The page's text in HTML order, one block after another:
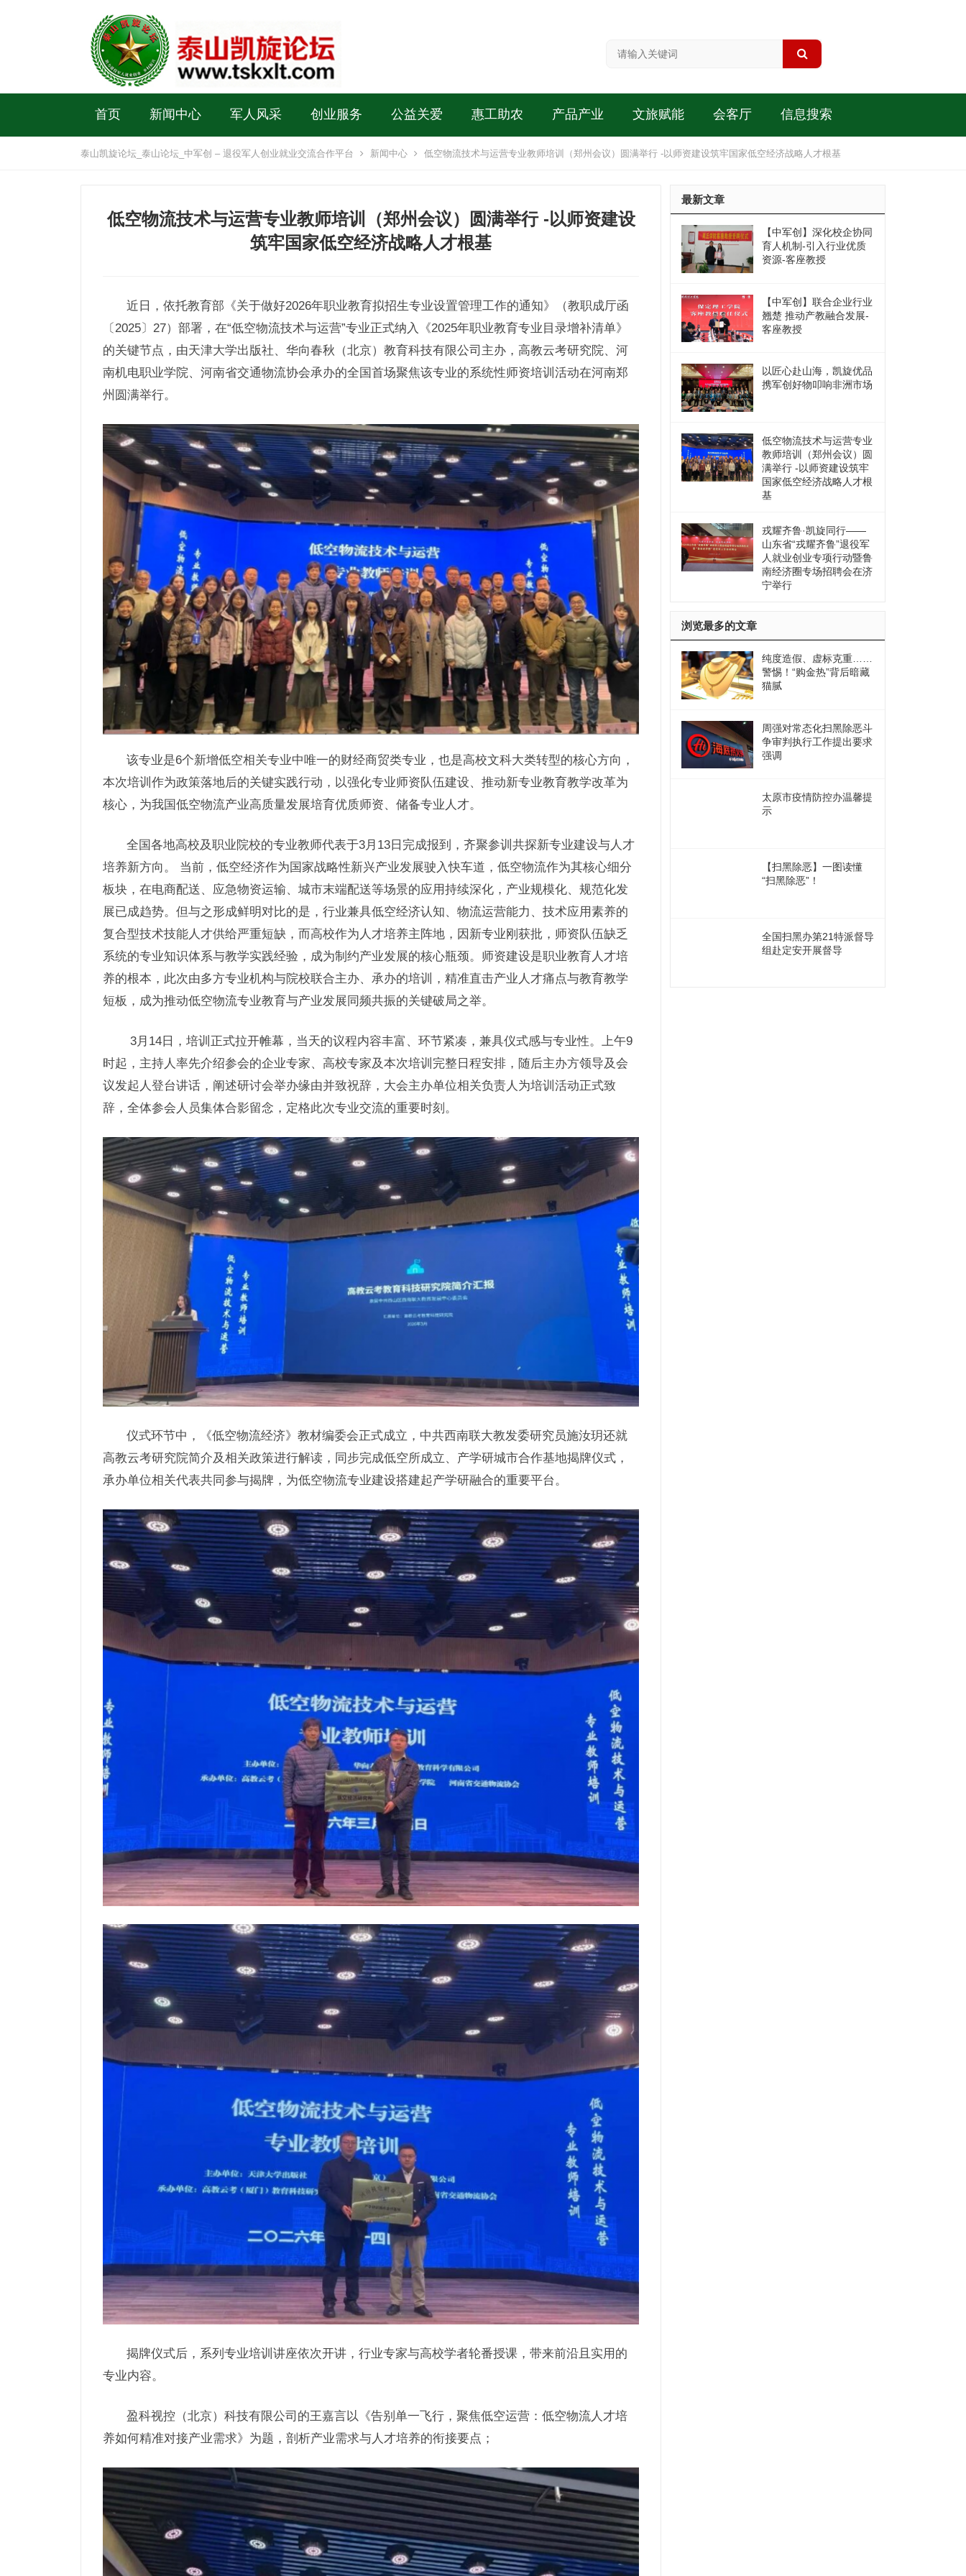
首页 新闻中心 军人风采 创业服务 公益关爱 惠工助农 产品产业 文旅赋能 会客厅 信息搜索
泰山凯旋论坛_泰山论坛_中军创 – 退役军人创业就业交流合作平台 新闻中心 低空物流技术与运营专业教师培训（郑州会议）圆满举行 -以师资建设筑牢国家低空经济战略人才根基
低空物流技术与运营专业教师培训（郑州会议）圆满举行 -以师资建设
筑牢国家低空经济战略人才根基
近日，依托教育部《关于做好2026年职业教育拟招生专业设置管理工作的通知》（教职成厅函
〔2025〕27）部署，在“低空物流技术与运营”专业正式纳入《2025年职业教育专业目录增补清单》
的关键节点，由天津大学出版社、华向春秋（北京）教育科技有限公司主办， 高教云考研究院、河
南机电职业学院、河南省交通物流协会承办的全国首场聚焦该专业的系统性师资培训活动在河南郑
州圆满举行。
该专业是6个新增低空相关专业中唯一的财经商贸类专业，也是高校文科大类转型的核心方向，
本次培训作为政策落地后的关键实践行动，以强化专业师资队伍建设、推动新专业教育教学改革为
核心，为我国低空物流产业高质量发展培育优质师资、储备专业人才。
全国各地高校及职业院校的专业教师代表于3月13日完成报到，齐聚参训共探新专业建设与人才
培养新方向。 当前，低空经济作为国家战略性新兴产业发展驶入快车道，低空物流作为其核心细分
板块，在电商配送、应急物资运输、城市末端配送等场景的应用持续深化，产业规模化、规范化发
展已成趋势。但与之形成鲜明对比的是，行业兼具低空经济认知、物流运营能力、技术应用素养的
复合型技术技能人才供给严重短缺，而高校作为人才培养主阵地，因新专业刚获批，师资队伍缺乏
系统的专业知识体系与教学实践经验，成为制约产业发展的核心瓶颈。师资建设是职业教育人才培
养的根本，此次由多方专业机构与院校联合主办、承办的培训，精准直击产业人才痛点与教育教学
短板，成为推动低空物流专业教育与产业发展同频共振的关键破局之举。
3月14日，培训正式拉开帷幕，当天的议程内容丰富、环节紧凑，兼具仪式感与专业性。上午9
时起，主持人率先介绍参会的企业专家、高校专家及本次培训完整日程安排，随后主办方领导及会
议发起人登台讲话，阐述研讨会举办缘由并致祝辞，大会主办单位相关负责人为培训活动正式致
辞，全体参会人员集体合影留念，定格此次专业交流的重要时刻。
仪式环节中，《低空物流经济》教材编委会正式成立，中共西南联大教发委研究员施汝玥还就
高教云考研究院简介及相关政策进行解读，同步完成低空所成立、产学研城市合作基地揭牌仪式，
承办单位相关代表共同参与揭牌，为低空物流专业建设搭建起产学研融合的重要平台。
揭牌仪式后，系列专业培训讲座依次开讲，行业专家与高校学者轮番授课，带来前沿且实用的
专业内容。
盈科视控（北京）科技有限公司的王嘉言以《告别单一飞行，聚焦低空运营：低空物流人才培
养如何精准对接产业需求》为题，剖析产业需求与人才培养的衔接要点；
最新文章
【中军创】深化校企协同
育人机制-引入行业优质
资源-客座教授
【中军创】联合企业行业
翘楚 推动产教融合发展-
客座教授
以匠心赴山海，凯旋优品
携军创好物叩响非洲市场
低空物流技术与运营专业
教师培训（郑州会议）圆
满举行 -以师资建设筑牢
国家低空经济战略人才根
基
戎耀齐鲁·凯旋同行——
山东省“戎耀齐鲁”退役军
人就业创业专项行动暨鲁
南经济圈专场招聘会在济
宁举行
浏览最多的文章
纯度造假、虚标克重……
警惕！“购金热”背后暗藏
猫腻
周强对常态化扫黑除恶斗
争审判执行工作提出要求
强调
太原市疫情防控办温馨提
示
【扫黑除恶】一图读懂
“扫黑除恶”！
全国扫黑办第21特派督导
组赴定安开展督导